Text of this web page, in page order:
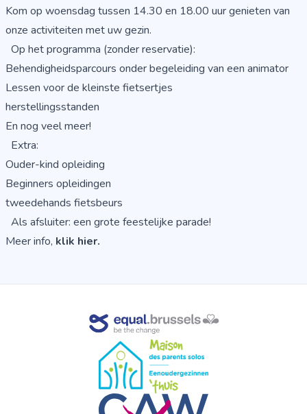
Kom op woensdag tussen 14.30 en 18.00 uur genieten van
onze activiteiten met uw gezin.
Op het programma (zonder reservatie):
Behendigheidsparcours onder begeleiding van een animator
Lessen voor de kleinste fietsertjes
herstellingsstanden
En nog veel meer!
Extra:
Ouder-kind opleiding
Beginners opleidingen
tweedehands fietsbeurs
Als afsluiter: een grote feestelijke parade!
Meer info, klik hier.